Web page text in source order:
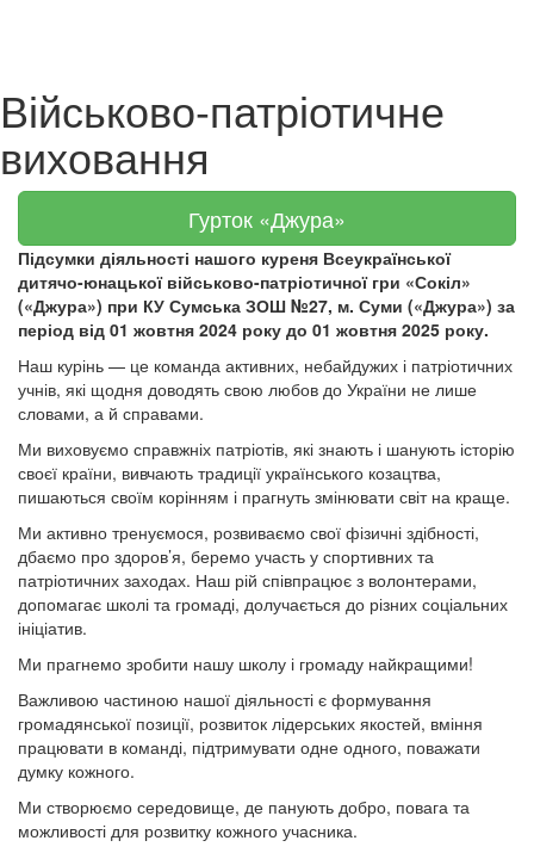
Військово-патріотичне
виховання
Гурток «Джура»
Підсумки діяльності нашого куреня Всеукраїнської
дитячо-юнацької військово-патріотичної гри «Сокіл»
(«Джура») при КУ Сумська ЗОШ №27, м. Суми («Джура») за
період від 01 жовтня 2024 року до 01 жовтня 2025 року.
Наш курінь — це команда активних, небайдужих і патріотичних
учнів, які щодня доводять свою любов до України не лише
словами, а й справами.
Ми виховуємо справжніх патріотів, які знають і шанують історію
своєї країни, вивчають традиції українського козацтва,
пишаються своїм корінням і прагнуть змінювати світ на краще.
Ми активно тренуємося, розвиваємо свої фізичні здібності,
дбаємо про здоров’я, беремо участь у спортивних та
патріотичних заходах. Наш рій співпрацює з волонтерами,
допомагає школі та громаді, долучається до різних соціальних
ініціатив.
Ми прагнемо зробити нашу школу і громаду найкращими!
Важливою частиною нашої діяльності є формування
громадянської позиції, розвиток лідерських якостей, вміння
працювати в команді, підтримувати одне одного, поважати
думку кожного.
Ми створюємо середовище, де панують добро, повага та
можливості для розвитку кожного учасника.